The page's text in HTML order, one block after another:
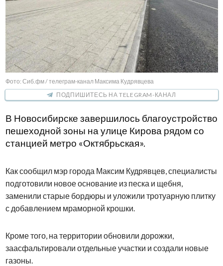
Фото: Сиб.фм / телеграм-канал Максима Кудрявцева
ПОДПИШИТЕСЬ НА TELEGRAM-КАНАЛ
В Новосибирске завершилось благоустройство
пешеходной зоны на улице Кирова рядом со
станцией метро «Октябрьская».
Как сообщил мэр города Максим Кудрявцев, специалисты
подготовили новое основание из песка и щебня,
заменили старые бордюры и уложили тротуарную плитку
с добавлением мраморной крошки.
Кроме того, на территории обновили дорожки,
заасфальтировали отдельные участки и создали новые
газоны.